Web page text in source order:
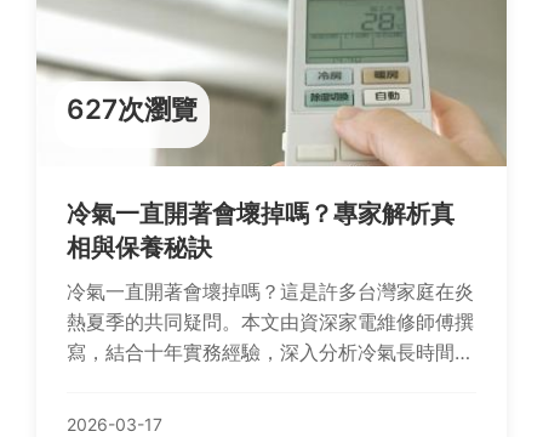
627次瀏覽
冷氣一直開著會壞掉嗎？專家解析真
相與保養秘訣
冷氣一直開著會壞掉嗎？這是許多台灣家庭在炎
熱夏季的共同疑問。本文由資深家電維修師傅撰
寫，結合十年實務經驗，深入分析冷氣長時間運
用習慣到定期清潔的完整保養指南，幫助您延長
2026-03-17